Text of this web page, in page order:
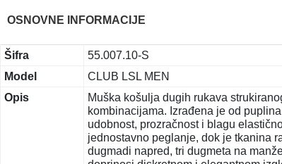
OSNOVNE INFORMACIJE
Šifra
55.007.10-S
Model
CLUB LSL MEN
Opis
Muška košulja dugih rukava
kombinacijama. Izrađena je od
udobnost, prozračnost i blagu
jednostavno peglanje, dok je tkanina
dugmadi napred, tri dugmeta na